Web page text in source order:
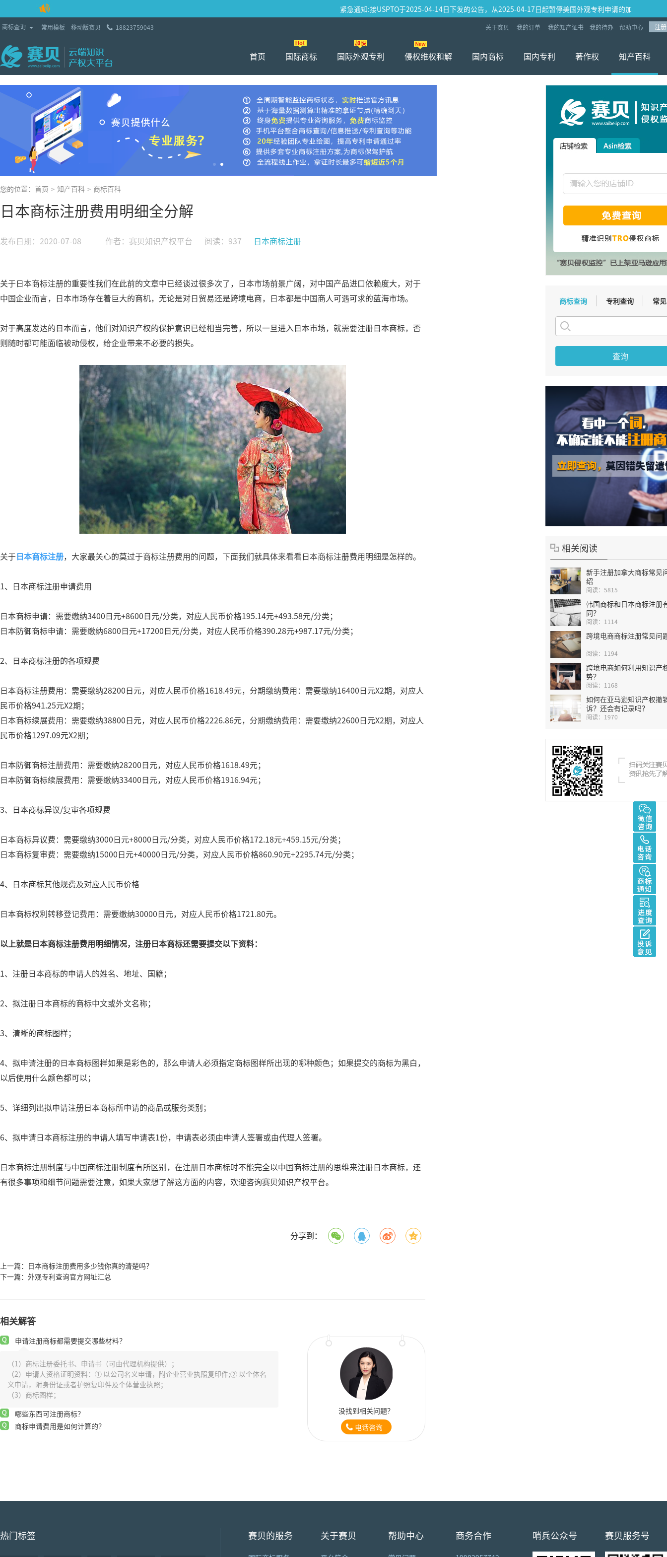
紧急通知:接USPTO于2025-04-14日下发的公告，从2025-04-17日起暂停美国外观专利申请的加速审查业务，以解
商标查询 Toggle Dropdown
常用模板 移动版赛贝 18823759043 注册
关于赛贝 我的订单 我的知产证书 我的待办 帮助中心
首页 国际商标 国际外观专利 侵权维权和解 国内商标 国内专利 著作权 知产百科
您的位置： 首页 > 知产百科 > 商标百科
日本商标注册费用明细全分解
发布日期：2020-07-08 作者：赛贝知识产权平台 阅读：937 日本商标注册
关于日本商标注册的重要性我们在此前的文章中已经谈过很多次了，日本市场前景广阔，对中国产品进口依赖度大，对于
中国企业而言，日本市场存在着巨大的商机，无论是对日贸易还是跨境电商，日本都是中国商人可遇可求的蓝海市场。
对于高度发达的日本而言，他们对知识产权的保护意识已经相当完善，所以一旦进入日本市场，就需要注册日本商标，否
则随时都可能面临被动侵权，给企业带来不必要的损失。
关于日本商标注册，大家最关心的莫过于商标注册费用的问题，下面我们就具体来看看日本商标注册费用明细是怎样的。
1、日本商标注册申请费用
日本商标申请：需要缴纳3400日元+8600日元/分类，对应人民币价格195.14元+493.58元/分类；
日本防御商标申请：需要缴纳6800日元+17200日元/分类，对应人民币价格390.28元+987.17元/分类；
2、日本商标注册的各项规费
日本商标注册费用：需要缴纳28200日元，对应人民币价格1618.49元，分期缴纳费用：需要缴纳16400日元X2期，对应人
民币价格941.25元X2期；
日本商标续展费用：需要缴纳38800日元，对应人民币价格2226.86元，分期缴纳费用：需要缴纳22600日元X2期，对应人
民币价格1297.09元X2期；
日本防御商标注册费用：需要缴纳28200日元，对应人民币价格1618.49元；
日本防御商标续展费用：需要缴纳33400日元，对应人民币价格1916.94元；
3、日本商标异议/复审各项规费
日本商标异议费：需要缴纳3000日元+8000日元/分类，对应人民币价格172.18元+459.15元/分类；
日本商标复审费：需要缴纳15000日元+40000日元/分类，对应人民币价格860.90元+2295.74元/分类；
4、日本商标其他规费及对应人民币价格
日本商标权利转移登记费用：需要缴纳30000日元，对应人民币价格1721.80元。
以上就是日本商标注册费用明细情况，注册日本商标还需要提交以下资料：
1、注册日本商标的申请人的姓名、地址、国籍；
2、拟注册日本商标的商标中文或外文名称；
3、清晰的商标图样；
4、拟申请注册的日本商标图样如果是彩色的，那么申请人必须指定商标图样所出现的哪种颜色；如果提交的商标为黑白，
以后使用什么颜色都可以；
5、详细列出拟申请注册日本商标所申请的商品或服务类别；
6、拟申请日本商标注册的申请人填写申请表1份，申请表必须由申请人签署或由代理人签署。
日本商标注册制度与中国商标注册制度有所区别，在注册日本商标时不能完全以中国商标注册的思维来注册日本商标，还
有很多事项和细节问题需要注意，如果大家想了解这方面的内容，欢迎咨询赛贝知识产权平台。
分享到：
上一篇： 日本商标注册费用多少钱你真的清楚吗？
下一篇： 外观专利查询官方网址汇总
相关解答
申请注册商标都需要提交哪些材料？
（1）商标注册委托书、申请书（可由代理机构提供）；
（2）申请人资格证明资料：① 以公司名义申请，附企业营业执照复印件;② 以个体名
义申请，附身份证或者护照复印件及个体营业执照；
（3）商标图样；
哪些东西可注册商标？
商标申请费用是如何计算的？
没找到相关问题？
电话咨询
商标查询 专利查询 常
查询
相关阅读
新手注册加拿大商标常见
绍
阅读：5815
韩国商标和日本商标注册
同？
阅读：1114
跨境电商商标注册常见问
阅读：1194
跨境电商如何利用知识产
势？
阅读：1168
如何在亚马逊知识产权撤
诉？还会有记录吗？
阅读：1970
热门标签 赛贝的服务 关于赛贝 帮助中心 商务合作 哨兵公众号 赛贝服务号